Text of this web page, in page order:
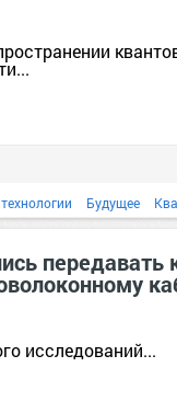
технологии Будущее
передавать
исследований...